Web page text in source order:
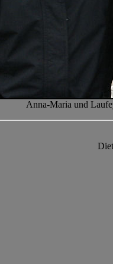
Anna-Maria und